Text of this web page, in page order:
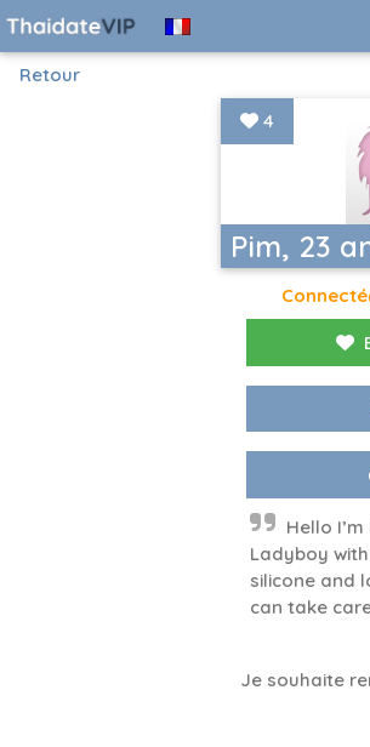
Retour
Pim, 23
4
Hello
Ladyboy
silicone and
can take
Je souhaite